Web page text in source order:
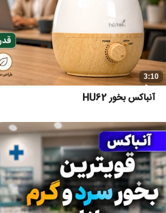
3:10
آنباکس بخور HU62